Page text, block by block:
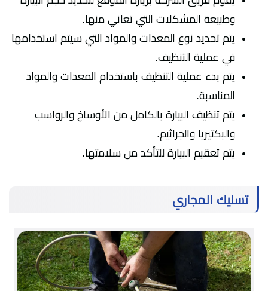
وطبيعة المشكلات التي تعاني منها.
يتم تحديد نوع المعدات والمواد التي سيتم استخدامها
في عملية التنظيف.
يتم بدء عملية التنظيف باستخدام المعدات والمواد
المناسبة.
يتم تنظيف البيارة بالكامل من الأوساخ والرواسب
والبكتيريا والجراثيم.
يتم تعقيم البيارة للتأكد من سلامتها.
تسليك المجاري